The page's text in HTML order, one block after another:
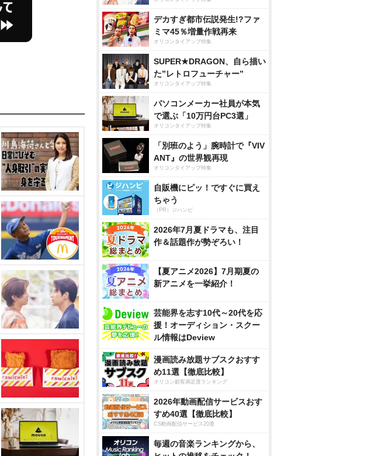
デカすぎ都市伝説発生!?ファ
ミマ45％増量作戦再来
オリコンタイアップ特集
SUPER★DRAGON、自ら描い
た”レトロフューチャー”
オリコンタイアップ特集
パソコンメーカー社員が本気
で選ぶ「10万円台PC3選」
オリコンタイアップ特集
「別班のよう」腕時計で『VIV
ANT』の世界観再現
オリコンタイアップ特集
自販機にピッ！ですぐに買え
ちゃう
（PR）ジハンピ
2026年7月夏ドラマも、注目
作＆話題作が勢ぞろい！
【夏アニメ2026】7月期夏の
新アニメを一挙紹介！
芸能界を志す10代～20代を応
援！オーディション・スクー
ル情報はDeview
漫画読み放題サブスクおすす
め11選【徹底比較】
オリコン顧客満足度ランキング
2026年動画配信サービスおす
すめ40選【徹底比較】
CS動画配信サービス20選
毎週の音楽ランキングから、